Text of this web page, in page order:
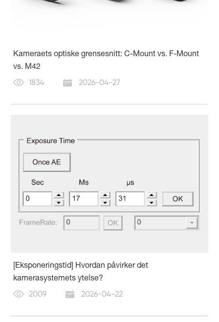
Kameraets optiske grensesnitt: C-Mount vs. F-Mount
vs. M42
1834 2026-04-27
[Eksponeringstid] Hvordan påvirker det
kamerasystemets ytelse?
2009 2026-04-22